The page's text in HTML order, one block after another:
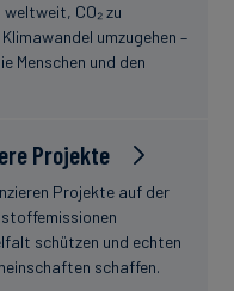
CO₂ zu
umzugehen –
Menschen und den
Projekte
Projekte auf der
schützen und echten
schaffen.